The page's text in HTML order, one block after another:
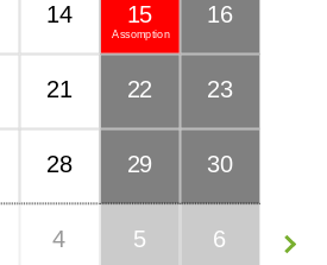
14
Assomption
15 16
21 22 23
28 29 30
4 5 6